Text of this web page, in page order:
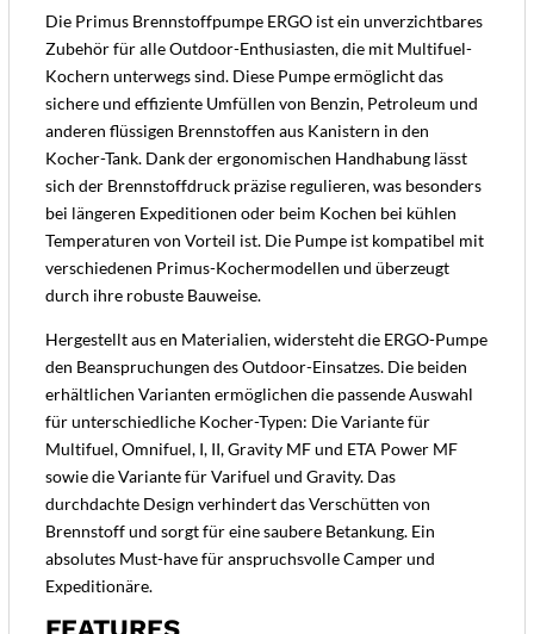
Die Primus Brennstoffpumpe ERGO ist ein unverzichtbares
Zubehör für alle Outdoor-Enthusiasten, die mit Multifuel-
Kochern unterwegs sind. Diese Pumpe ermöglicht das
sichere und effiziente Umfüllen von Benzin, Petroleum und
anderen flüssigen Brennstoffen aus Kanistern in den
Kocher-Tank. Dank der ergonomischen Handhabung lässt
sich der Brennstoffdruck präzise regulieren, was besonders
bei längeren Expeditionen oder beim Kochen bei kühlen
Temperaturen von Vorteil ist. Die Pumpe ist kompatibel mit
verschiedenen Primus-Kochermodellen und überzeugt
durch ihre robuste Bauweise.
Hergestellt aus en Materialien, widersteht die ERGO-Pumpe
den Beanspruchungen des Outdoor-Einsatzes. Die beiden
erhältlichen Varianten ermöglichen die passende Auswahl
für unterschiedliche Kocher-Typen: Die Variante für
Multifuel, Omnifuel, I, II, Gravity MF und ETA Power MF
sowie die Variante für Varifuel und Gravity. Das
durchdachte Design verhindert das Verschütten von
Brennstoff und sorgt für eine saubere Betankung. Ein
absolutes Must-have für anspruchsvolle Camper und
Expeditionäre.